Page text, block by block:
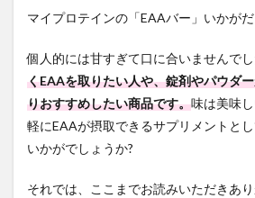
マイプロテインの「EAAバー」いかが
個人的には甘すぎて口に合いませんでし
くEAAを取りたい人や、錠剤やパウダ
りおすすめしたい商品です。味は美味
軽にEAAが摂取できるサプリメントと
いかがでしょうか?
それでは、ここまでお読みいただきあ